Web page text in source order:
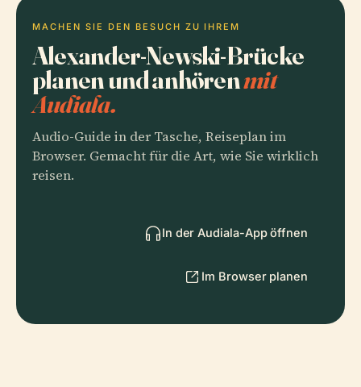
MACHEN SIE DEN BESUCH ZU IHREM
Alexander-Newski-Brücke
planen und anhörenmit
Audiala.
Audio-Guide in der Tasche, Reiseplan im
Browser. Gemacht für die Art, wie Sie wirklich
reisen.
In der Audiala-App öffnen
Im Browser planen